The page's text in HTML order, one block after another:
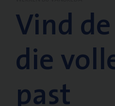
Vind
die
past